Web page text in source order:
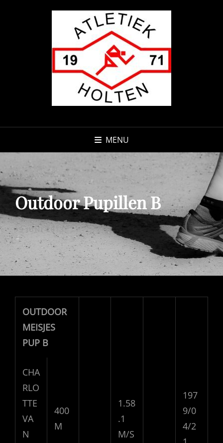
MENU
Outdoor Pupillen B
GEPUBLICEERD
OP
19 JUNI 2013
OUTDOOR
MEISJES
PUP B
CHA
RLO
TTE
VA
N
400
M
1.58
.1
M/S
197
9/0
4/2